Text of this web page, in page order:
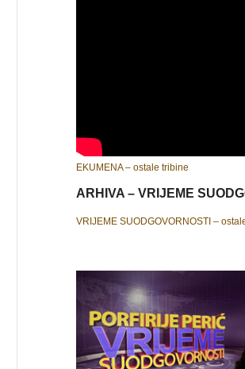
EKUMENA – ostale tribine
ARHIVA – VRIJEME
VRIJEME SUODGOVORNOSTI –